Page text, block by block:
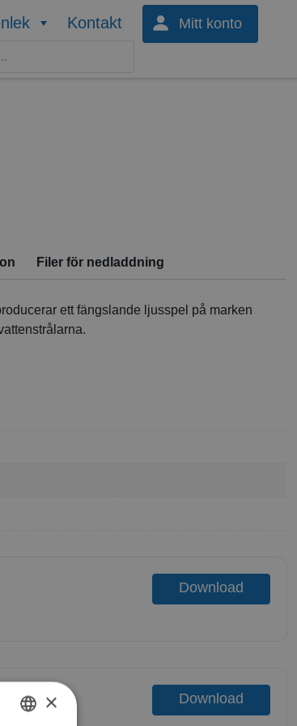
Kontakt Mitt konto
Filer för nedladdning
ett fängslande ljusspel på marken
Download
Download
×